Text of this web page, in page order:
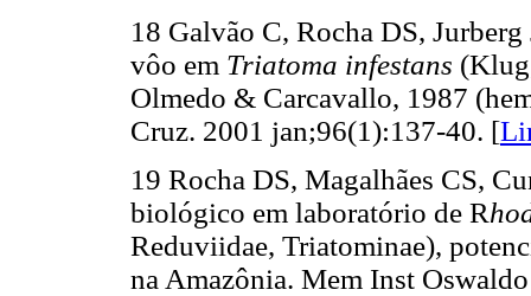
18 Galvão C, Rocha DS,
vôo em Triatoma infestans
Olmedo & Carcavallo, 1987
Cruz. 2001 jan;96(1):137-40. [
19 Rocha DS, Magalhães CS,
biológico em laboratório de R
Reduviidae, Triatominae),
na Amazônia. Mem Inst